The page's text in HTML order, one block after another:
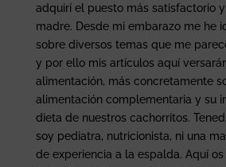
adquirí el puesto más satisfactorio
madre. Desde mi embarazo me he
sobre diversos temas que me
y por ello mis artículos aquí
alimentación, más concretamente
alimentación complementaria y su
dieta de nuestros cachorritos.
soy pediatra, nutricionista, ni una
de experiencia a la espalda. Aquí